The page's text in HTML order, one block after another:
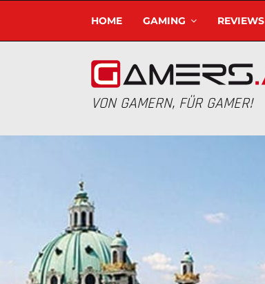
HOME GAMING REVIEWS
VON GAMERN, FÜR GAMER!